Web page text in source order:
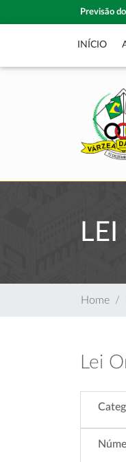
Previsão
INÍCIO
Home
Lei